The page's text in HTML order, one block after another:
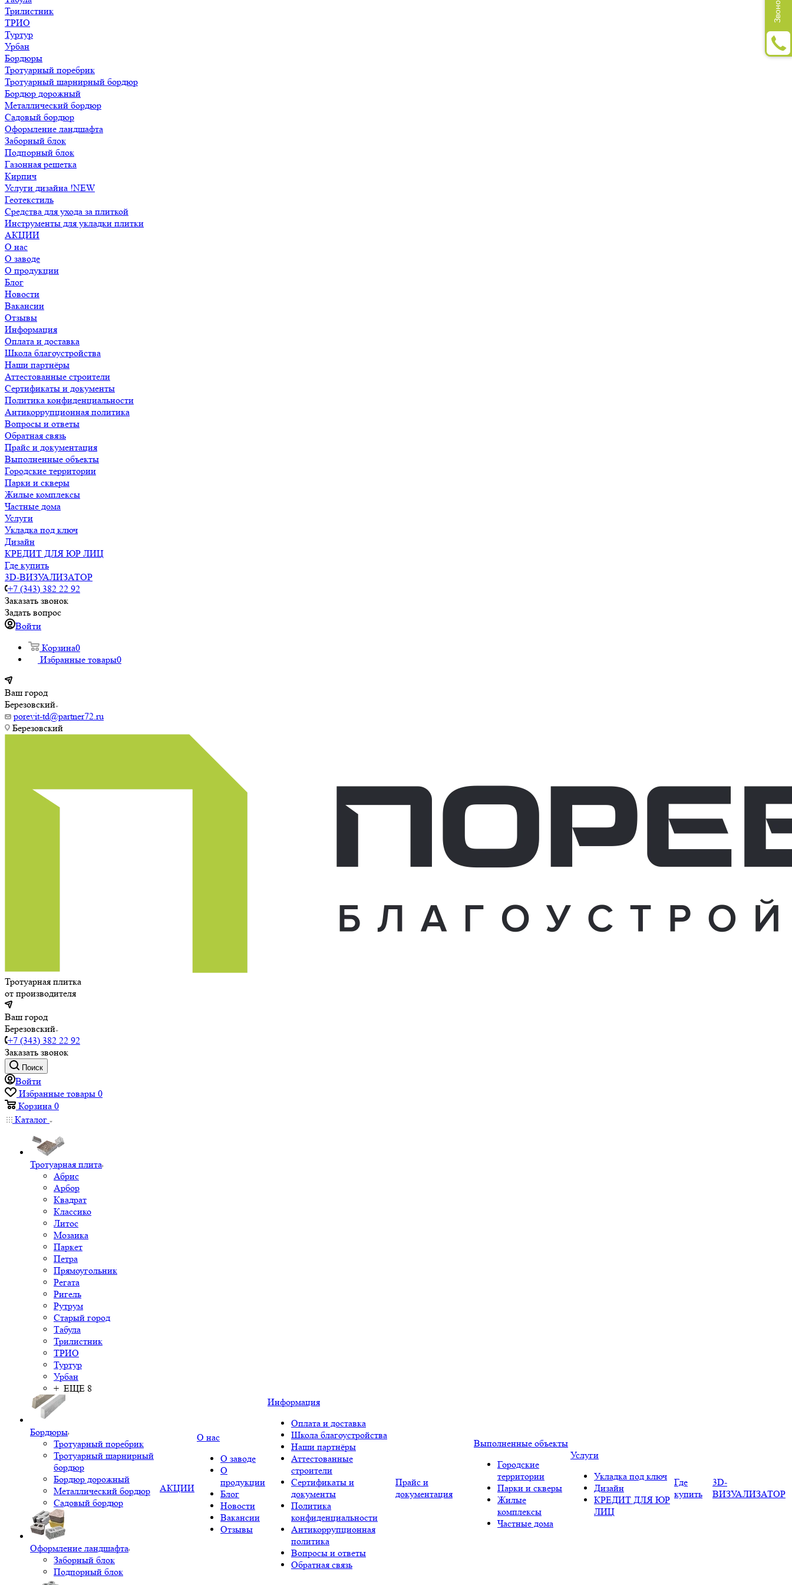
Трилистник
ТРИО
Туртур
Урбан
Бордюры
Тротуарный поребрик
Тротуарный шарнирный бордюр
Бордюр дорожный
Металлический бордюр
Садовый бордюр
Оформление ландшафта
Заборный блок
Подпорный блок
Газонная решетка
Кирпич
Услуги дизайна !NEW
Геотекстиль
Средства для ухода за плиткой
Инструменты для укладки плитки
АКЦИИ
О нас
О заводе
О продукции
Блог
Новости
Вакансии
Отзывы
Информация
Оплата и доставка
Школа благоустройства
Наши партнёры
Аттестованные строители
Сертификаты и документы
Политика конфиденциальности
Антикоррупционная политика
Вопросы и ответы
Обратная связь
Прайс и документация
Выполненные объекты
Городские территории
Парки и скверы
Жилые комплексы
Частные дома
Услуги
Укладка под ключ
Дизайн
КРЕДИТ ДЛЯ ЮР ЛИЦ
Где купить
3D-ВИЗУАЛИЗАТОР
+7 (343) 382 22 92
Заказать звонок
Задать вопрос
Войти
Корзина0
Избранные товары0
Ваш город
Березовский
porevit-td@partner72.ru
Березовский
Тротуарная плитка
от производителя
Ваш город
Березовский
+7 (343) 382 22 92
Заказать звонок
Поиск
Войти
Избранные товары 0
Корзина 0
Каталог
Тротуарная плита
Абрис
Арбор
Квадрат
Классико
Литос
Мозаика
Паркет
Петра
Прямоугольник
Регата
Ригель
Рутрум
Старый город
Табула
Трилистник
ТРИО
Туртур
Урбан
+ ЕЩЕ 8
Бордюры
Тротуарный поребрик
Тротуарный шарнирный
бордюр
Бордюр дорожный
Металлический бордюр
Садовый бордюр
Оформление ландшафта
Заборный блок
Подпорный блок
АКЦИИ
О нас
О заводе
О
продукции
Блог
Новости
Вакансии
Отзывы
Информация
Оплата и доставка
Школа благоустройства
Наши партнёры
Аттестованные
строители
Сертификаты и
документы
Политика
конфиденциальности
Антикоррупционная
политика
Вопросы и ответы
Обратная связь
Прайс и
документация
Выполненные объекты
Городские
территории
Парки и скверы
Жилые
комплексы
Частные дома
Услуги
Укладка под ключ
Дизайн
КРЕДИТ ДЛЯ ЮР
ЛИЦ
Где
купить
3D-
ВИЗУАЛИЗАТОР